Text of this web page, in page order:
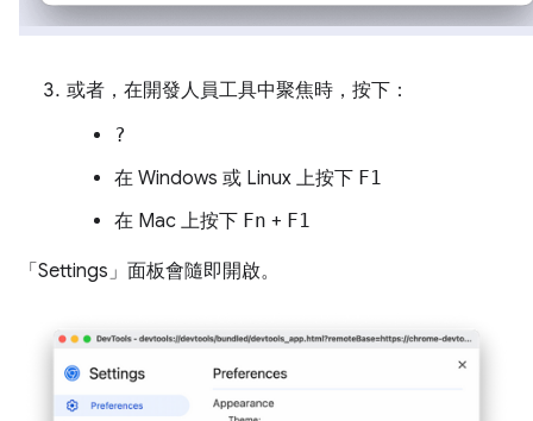
或者，在開發人員工具中聚焦時，按下：
?
在 Windows 或 Linux 上按下 F1
在 Mac 上按下 Fn + F1
「Settings」 面板會隨即開啟。